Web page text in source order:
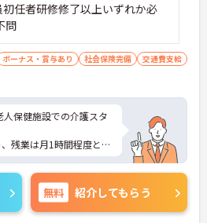
任者研修修了以上いずれか必
問
ボーナス・賞与あり 社会保険完備
交通費支給
保健施設での介護スタ
残業は月1時間程度と、
制がしっかり整ってい
イントをお伝えします
せください！
無料 紹介してもらう